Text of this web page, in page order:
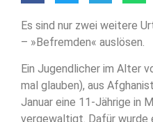
Es sind nur zwei weitere
– »Befremden« auslösen.
Ein Jugendlicher im Alter
mal glauben), aus
Januar eine 11-Jährige in
vergewaltigt. Dafür wurde